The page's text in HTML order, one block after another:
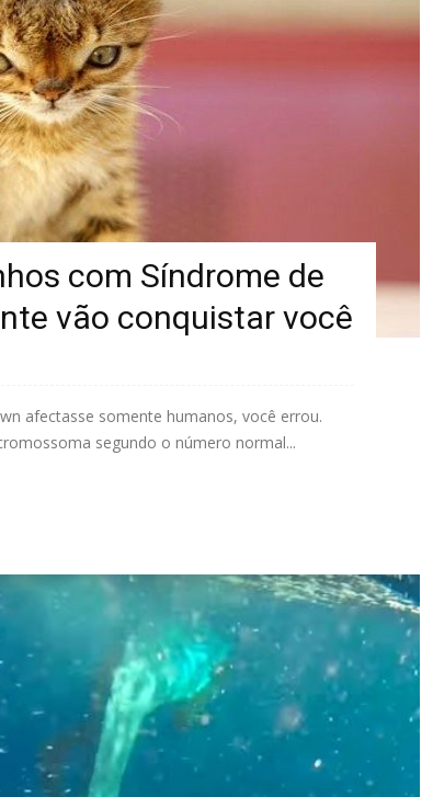
com Síndrome de
vão conquistar você
afectasse somente humanos, você errou.
segundo o número normal...